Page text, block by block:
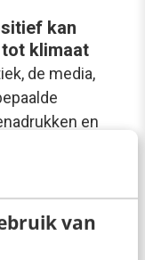
van
kan
klimaat
de media,
en